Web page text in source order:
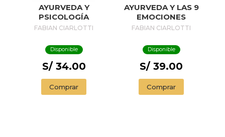
AYURVEDA Y
PSICOLOGÍA
FABIAN CIARLOTTI
Disponible
S/ 34.00
Comprar
AYURVEDA Y LAS 9
EMOCIONES
FABIAN CIARLOTTI
Disponible
S/ 39.00
Comprar